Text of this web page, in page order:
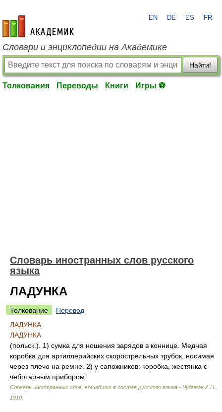
academic.ru
EN DE ES FR
Словари и энциклопедии на Академике
Найти!
Толкования Переводы Книги Игры ⚽
Словарь иностранных слов русского
языка
ЛАДУНКА
Толкование
Перевод
ЛАДУНКА
ЛАДУНКА
(польск.). 1) сумка для ношения зарядов в коннице. Медная
коробка для артиллерийских скорострельных трубок, носимая
через плечо на ремне. 2) у сапожников: коробка, жестянка с
чеботарным прибором.
Словарь иностранных слов, вошедших в состав русского языка.- Чудинов А.Н.
1910